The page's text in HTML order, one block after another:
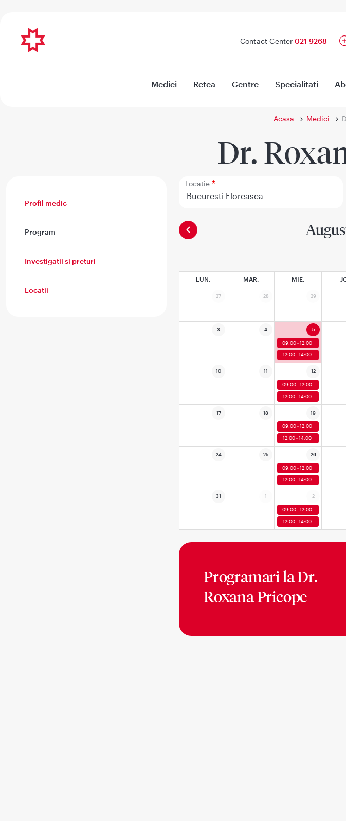
Contact Center 021 9268
Medici Retea Centre Specialitati
Acasa Medici
Dr.
Profil medic
Program
Investigatii si preturi
Locatii
Locatie
LUN. MAR. MIE.
27 28 29
3 4 5
09:00 - 12:00
12:00 - 14:00
10 11 12
09:00 - 12:00
12:00 - 14:00
17 18 19
09:00 - 12:00
12:00 - 14:00
24 25 26
09:00 - 12:00
12:00 - 14:00
31 1 2
09:00 - 12:00
12:00 - 14:00
Programari laDr.
Roxana Pricope